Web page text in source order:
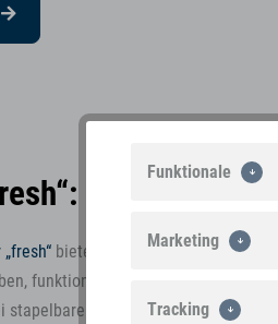
Für die
bietet Eis-und Spielgenuss
funktionalen Highlights und
stapelbare Eiskugeln verteilen sich
Funktionale
Marketing
Tracking